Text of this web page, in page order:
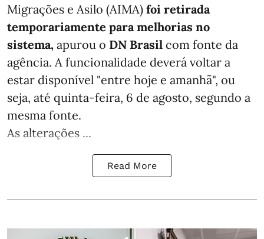
Migrações e Asilo (AIMA) foi retirada
temporariamente para melhorias no
sistema, apurou o DN Brasil com fonte da
agência. A funcionalidade deverá voltar a
estar disponível "entre hoje e amanhã", ou
seja, até quinta-feira, 6 de agosto, segundo a
mesma fonte.
As alterações ...
Read More